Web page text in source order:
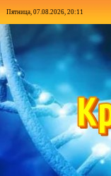
Пятница, 07.08.2026, 20:11